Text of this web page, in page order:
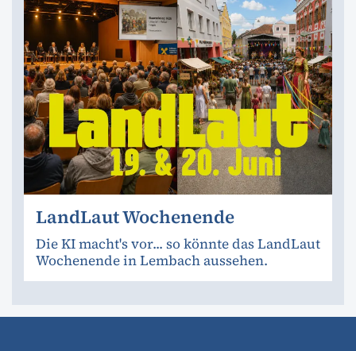
LandLaut Wochenende
Die KI macht's vor... so könnte das LandLaut
Wochenende in Lembach aussehen.